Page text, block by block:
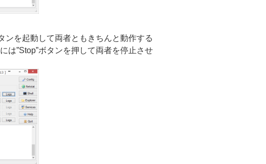
ンを起動して両者ともきちんと動作する
は”Stop”ボタンを押して両者を停止させ